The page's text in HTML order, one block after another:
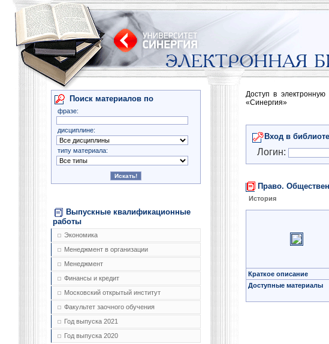
Поиск материалов по
фразе:
дисциплине:
типу материала:
Выпускные квалификационные
работы
Экономика
Менеджмент в организации
Менеджмент
Финансы и кредит
Московский открытый институт
Факультет заочного обучения
Год выпуска 2021
Год выпуска 2020
Доступ в
«Синергия»
Вход в
Логин:
Право.
История
Краткое описание
Доступные материалы